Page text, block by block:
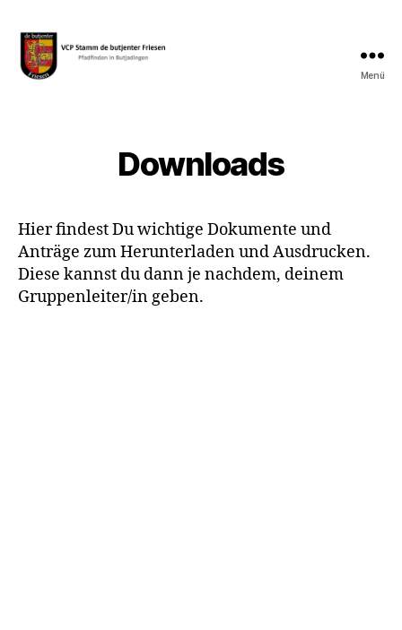
Menü
Downloads
Hier findest Du wichtige Dokumente und
Anträge zum Herunterladen und Ausdrucken.
Diese kannst du dann je nachdem, deinem
Gruppenleiter/in geben.